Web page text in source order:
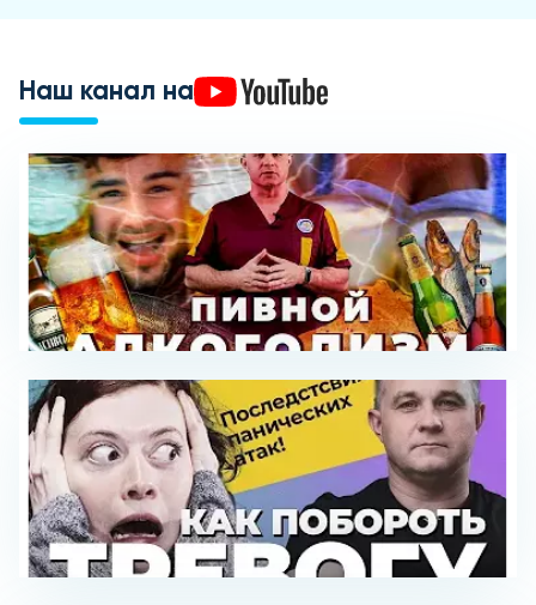
Наш канал на